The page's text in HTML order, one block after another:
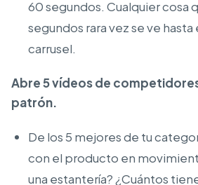
60 segundos. Cualquier cosa
segundos rara vez se ve hasta
carrusel.
Abre 5 vídeos de
patrón.
De los 5 mejores de tu
con el producto en
una estantería? ¿Cuántos